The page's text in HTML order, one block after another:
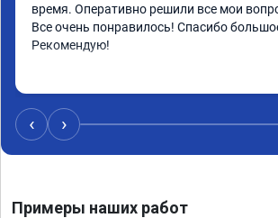
время. Оперативно решили все мои
Все очень понравилось! Спасибо
Рекомендую!
‹ ›
Примеры наших работ